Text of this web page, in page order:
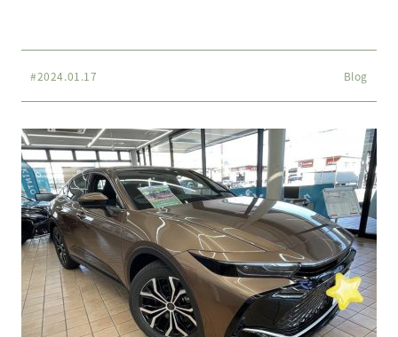
#2024.01.17 Blog